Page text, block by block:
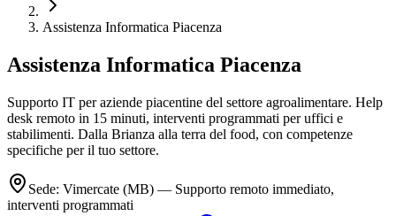
Assistenza Informatica Piacenza
Assistenza Informatica Piacenza
Supporto IT per aziende piacentine del settore agroalimentare. Help
desk remoto in 15 minuti, interventi programmati per uffici e
stabilimenti. Dalla Brianza alla terra del food, con competenze
specifiche per il tuo settore.
Sede: Vimercate (MB) — Supporto remoto immediato,
interventi programmati